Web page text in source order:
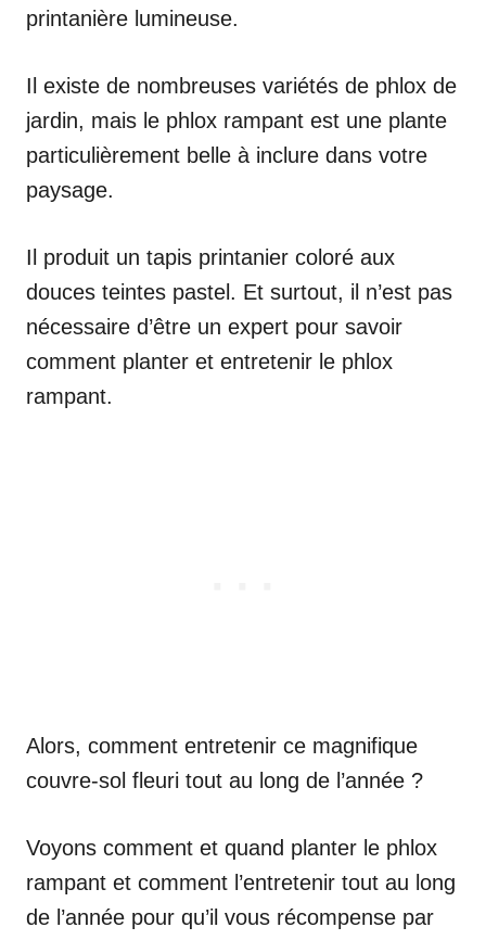
printanière lumineuse.
Il existe de nombreuses variétés de phlox de
jardin, mais le phlox rampant est une plante
particulièrement belle à inclure dans votre
paysage.
Il produit un tapis printanier coloré aux
douces teintes pastel. Et surtout, il n’est pas
nécessaire d’être un expert pour savoir
comment planter et entretenir le phlox
rampant.
Alors, comment entretenir ce magnifique
couvre-sol fleuri tout au long de l’année ?
Voyons comment et quand planter le phlox
rampant et comment l’entretenir tout au long
de l’année pour qu’il vous récompense par